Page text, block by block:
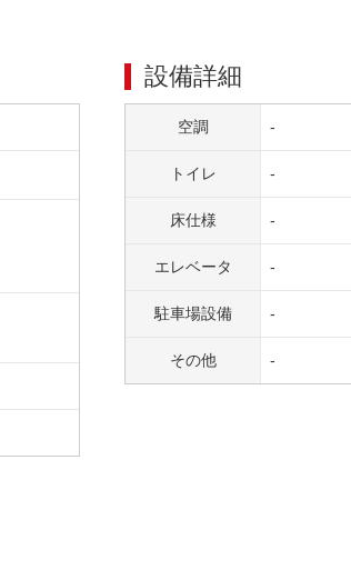
設備詳細
空調 -
トイレ -
床仕様 -
エレベータ -
駐車場設備 -
その他 -